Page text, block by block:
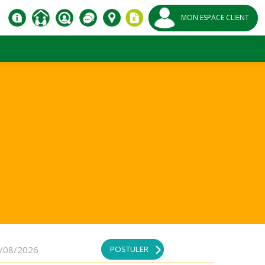
MON ESPACE CLIENT
08/2026 POSTULER